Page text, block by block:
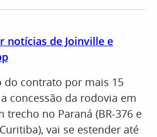
notícias de Joinville e
do contrato por mais 15
concessão da rodovia em
trecho no Paraná (BR-376 e
vai se estender até